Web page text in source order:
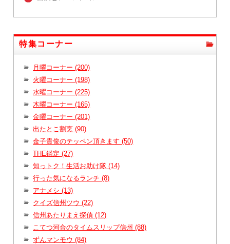
特集コーナー
月曜コーナー (200)
火曜コーナー (198)
水曜コーナー (225)
木曜コーナー (165)
金曜コーナー (201)
出たとこ割烹 (90)
金子貴俊のテッペン頂きます (50)
THE鑑定 (27)
知っトク！生活お助け隊 (14)
行った気になるランチ (8)
アナメシ (13)
クイズ信州ツウ (22)
信州あたりまえ探偵 (12)
こてつ河合のタイムスリップ信州 (88)
ずんマンモウ (84)